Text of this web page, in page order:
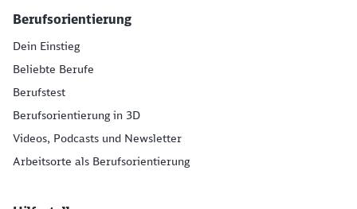
Berufsorientierung
Dein Einstieg
Beliebte Berufe
Berufstest
Berufsorientierung in 3D
Videos, Podcasts und Newsletter
Arbeitsorte als Berufsorientierung